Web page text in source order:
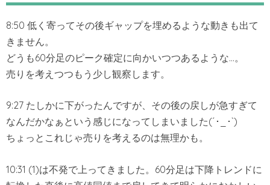
8:50 低く寄ってその後ギャップを埋めるような動きも出て
きません。
どうも60分足のピーク確定に向かいつつあるような…。
売りを考えつつもう少し観察します。
9:27 たしかに下がったんですが、その後の戻しが急すぎて
なんだかなぁという感じになってしまいました(´･_･`)
ちょっとこれじゃ売りを考えるのは無理かも。
10:31 (1)は不発で上ってきました。60分足は下降トレンドに